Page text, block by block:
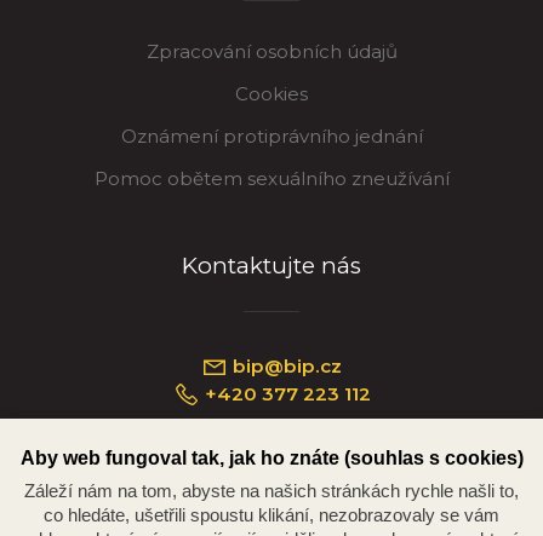
Zpracování osobních údajů
Cookies
Oznámení protiprávního jednání
Pomoc obětem sexuálního zneužívání
Kontaktujte nás
bip@bip.cz
+420 377 223 112
Náměstí Republiky 234/35, 301 00 Plzeň
Aby web fungoval tak, jak ho znáte (souhlas s cookies)
Záleží nám na tom, abyste na našich stránkách rychle našli to,
co hledáte, ušetřili spoustu klikání, nezobrazovaly se vám